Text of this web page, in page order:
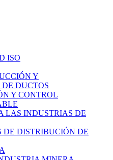
ISO
Y
DUCTOS
Y CONTROL
LAS INDUSTRIAS DE
DE DISTRIBUCIÓN DE